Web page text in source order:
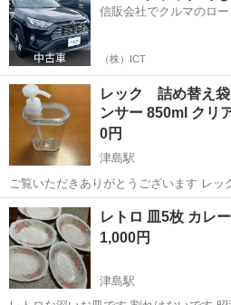
しく...
信販会社でクルマのロ
（株）ICT
レック 詰め替え袋
ンサー 850ml クリ
0円
津島駅
ご覧いただきありがとうございます レック 詰め替え袋ごと入る スリ
ム ディスペンサー 850ml クリア 中古です 衣類用液体洗剤を入れて
愛知 津島市 津島駅 その他
レトロ 皿
1,000円
津島駅